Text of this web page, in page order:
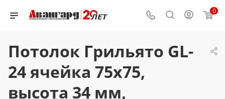
0
Потолок Грильято GL-
24 ячейка 75x75,
высота 34 мм,